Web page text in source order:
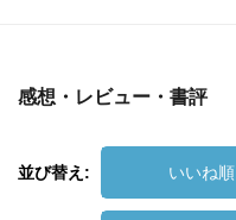
感想・レビュー・書評
並び替え: いいね順